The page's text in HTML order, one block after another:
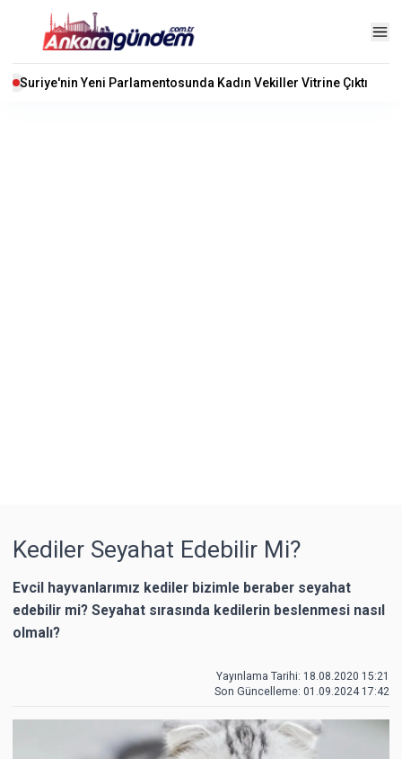
Suriye'nin Yeni Parlamentosunda Kadın Vekiller Vitrine Çıktı
Kediler Seyahat Edebilir Mi?
Evcil hayvanlarımız kediler bizimle beraber seyahat
edebilir mi? Seyahat sırasında kedilerin beslenmesi nasıl
olmalı?
Yayınlama Tarihi: 18.08.2020 15:21
Son Güncelleme: 01.09.2024 17:42